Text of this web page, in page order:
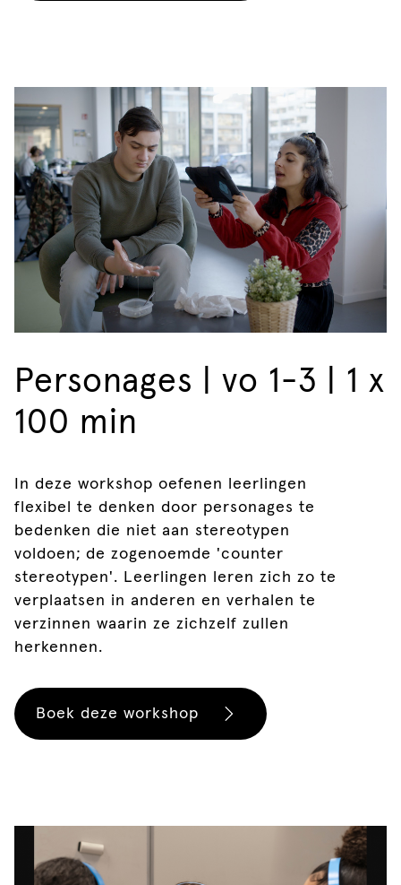
Personages | vo 1-3 | 1 x
100 min
In deze workshop oefenen leerlingen
flexibel te denken door personages te
bedenken die niet aan stereotypen
voldoen; de zogenoemde 'counter
stereotypen'. Leerlingen leren zich zo te
verplaatsen in anderen en verhalen te
verzinnen waarin ze zichzelf zullen
herkennen.
Boek deze workshop